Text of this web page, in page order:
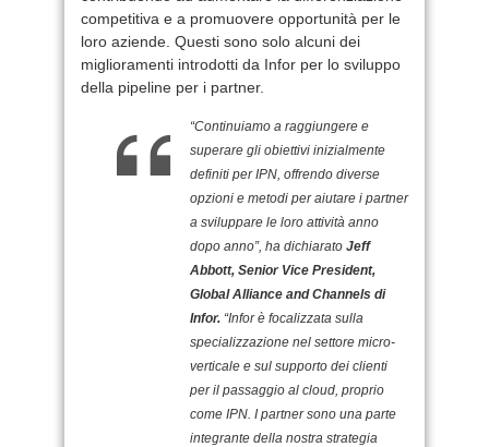
competitiva e a promuovere opportunità per le
loro aziende. Questi sono solo alcuni dei
miglioramenti introdotti da Infor per lo sviluppo
della pipeline per i partner.
“Continuiamo a raggiungere e
superare gli obiettivi inizialmente
definiti per IPN, offrendo diverse
opzioni e metodi per aiutare i partner
a sviluppare le loro attività anno
dopo anno”, ha dichiarato Jeff
Abbott, Senior Vice President,
Global Alliance and Channels di
Infor. “Infor è focalizzata sulla
specializzazione nel settore micro-
verticale e sul supporto dei clienti
per il passaggio al cloud, proprio
come IPN. I partner sono una parte
integrante della nostra strategia